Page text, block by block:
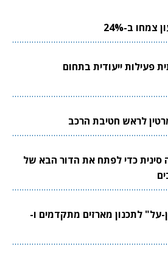
ב-24%
פעילות ייעודית בתחום
לראש חטיבת הרכב
סינית כדי לפתח את הדור הבא של
על" לתכנון מארזים מתקדמים ו-